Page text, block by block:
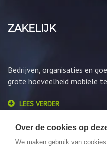
ZAKELIJK
Bedrijven, organisaties en
grote hoeveelheid mobiele
LEES VERDER
Over de cookies op
We maken gebruik van